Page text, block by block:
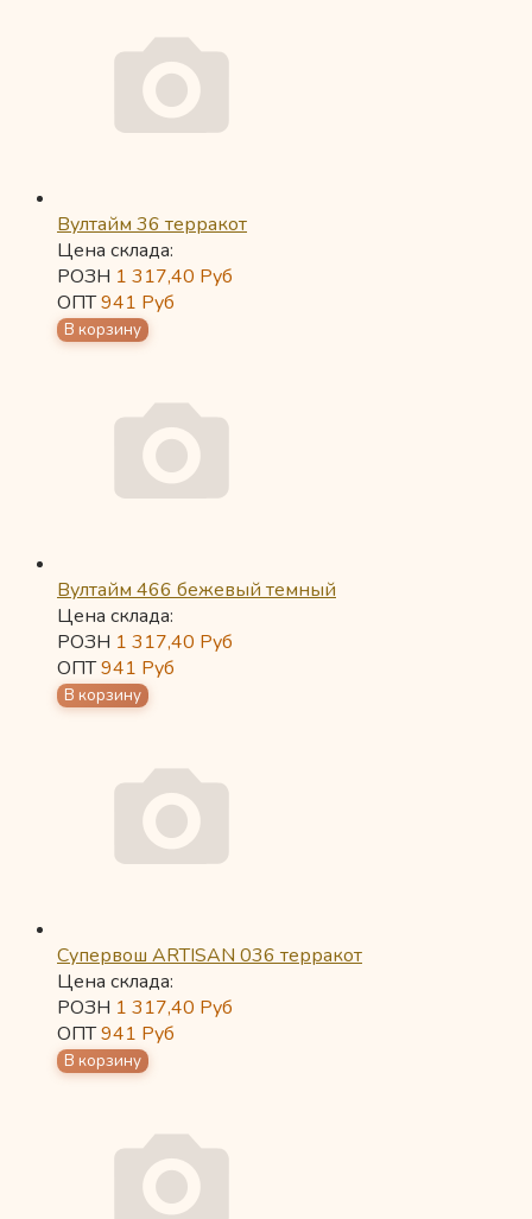
Вултайм 36 терракот
Цена склада:
РОЗН 1 317,40 Руб
ОПТ941 Руб
Вултайм 466 бежевый темный
Цена склада:
РОЗН 1 317,40 Руб
ОПТ941 Руб
Супервош ARTISAN 036 терракот
Цена склада:
РОЗН 1 317,40 Руб
ОПТ941 Руб